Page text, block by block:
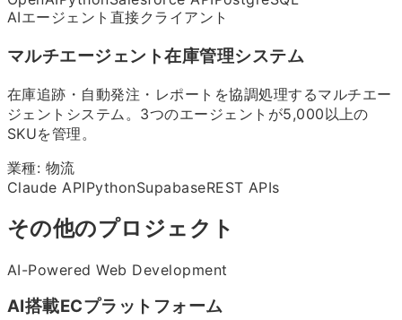
AIエージェント 直接クライアント
マルチエージェント在庫管理システム
在庫追跡・自動発注・レポートを協調処理するマルチエー
ジェントシステム。3つのエージェントが5,000以上の
SKUを管理。
業種: 物流
Claude APIPythonSupabaseREST APIs
その他のプロジェクト
AI-Powered Web Development
AI搭載ECプラットフォーム